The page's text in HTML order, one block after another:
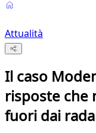
Attualità
Il caso
risposte che
fuori dai